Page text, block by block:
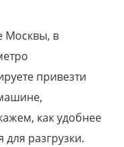
Москвы, в
привезти
как удобнее
для разгрузки.